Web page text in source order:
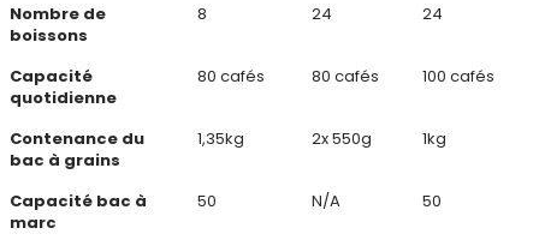
Nombre de
boissons
8 24 24
Capacité
quotidienne
80 cafés 80 cafés 100 cafés
Contenance du
bac à grains
1,35kg 2x 550g 1kg
Capacité bac à
marc
50 N/A 50